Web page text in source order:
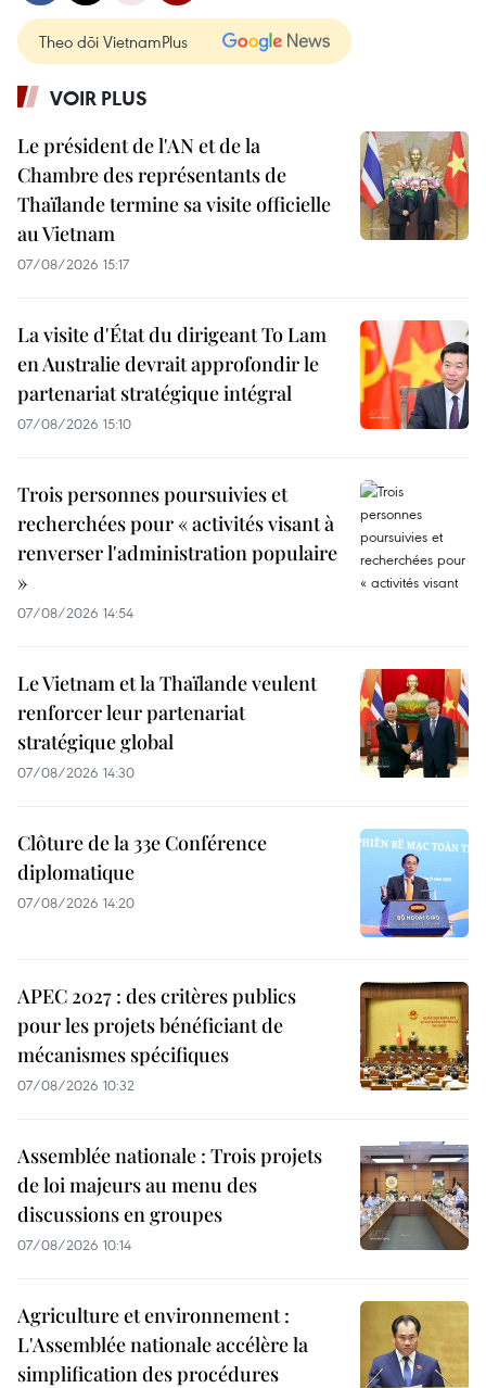
Theo dõi VietnamPlus
VOIR PLUS
Le président de l'AN et de la
Chambre des représentants de
Thaïlande termine sa visite officielle
au Vietnam
07/08/2026 15:17
La visite d'État du dirigeant To Lam
en Australie devrait approfondir le
partenariat stratégique intégral
07/08/2026 15:10
Trois personnes poursuivies et
recherchées pour « activités visant à
renverser l'administration populaire
»
07/08/2026 14:54
Le Vietnam et la Thaïlande veulent
renforcer leur partenariat
stratégique global
07/08/2026 14:30
Clôture de la 33e Conférence
diplomatique
07/08/2026 14:20
APEC 2027 : des critères publics
pour les projets bénéficiant de
mécanismes spécifiques
07/08/2026 10:32
Assemblée nationale : Trois projets
de loi majeurs au menu des
discussions en groupes
07/08/2026 10:14
Agriculture et environnement :
L'Assemblée nationale accélère la
simplification des procédures